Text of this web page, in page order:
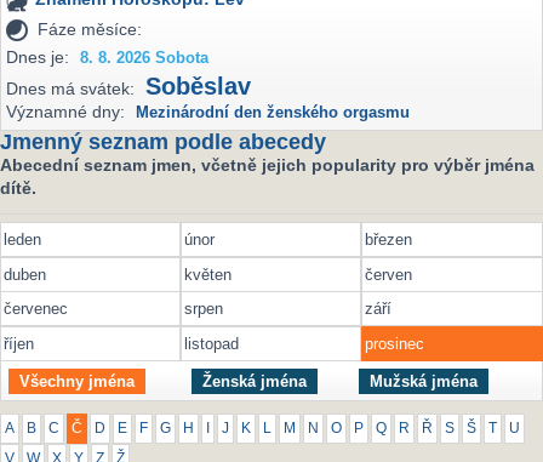
Fáze měsíce:
Dnes je:
8. 8. 2026 Sobota
Dnes má svátek: Soběslav
Významné dny: Mezinárodní den ženského orgasmu
Jmenný seznam podle abecedy
Abecední seznam jmen, včetně jejich popularity pro výběr jména
dítě.
leden únor
březen
duben
květen
červen
červenec
srpen
září
říjen
listopad prosinec
Všechny jména Ženská jména Mužská jména
A B C Č D E F G H J K M N O P Q R Ř S Š U
V W X Y Z Ž